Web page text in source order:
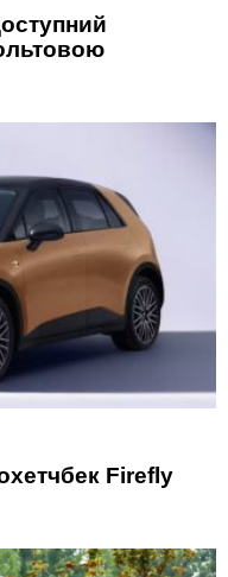
Firefly